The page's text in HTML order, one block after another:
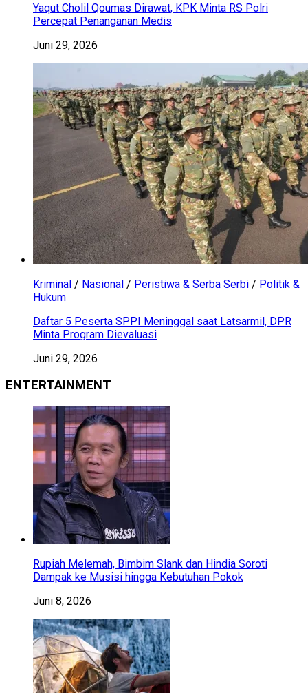
Yaqut Cholil Qoumas Dirawat, KPK Minta RS Polri
Percepat Penanganan Medis
Juni 29, 2026
Kriminal / Nasional / Peristiwa & Serba Serbi / Politik &
Hukum
Daftar 5 Peserta SPPI Meninggal saat Latsarmil, DPR
Minta Program Dievaluasi
Juni 29, 2026
ENTERTAINMENT
Rupiah Melemah, Bimbim Slank dan Hindia Soroti
Dampak ke Musisi hingga Kebutuhan Pokok
Juni 8, 2026